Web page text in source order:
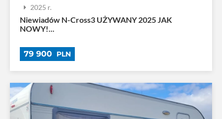
2025 r.
Niewiadów N-Cross3 UŻYWANY 2025 JAK
NOWY!...
79 900 PLN